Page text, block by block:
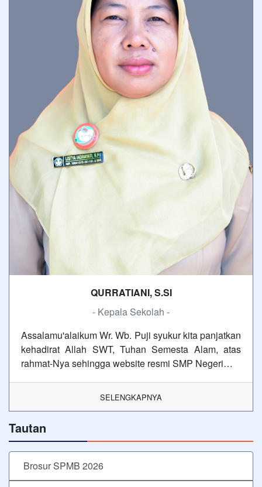
QURRATIANI, S.SI
- Kepala Sekolah -
Assalamu'alaikum Wr. Wb. Puji syukur kita panjatkan
kehadirat Allah SWT, Tuhan Semesta Alam, atas
rahmat-Nya sehingga website resmi SMP Negeri…
SELENGKAPNYA
Tautan
Brosur SPMB 2026